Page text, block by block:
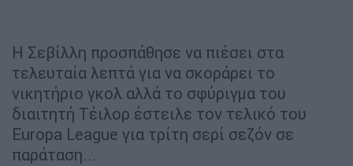
Η Σεβίλλη προσπάθησε να πιέσει στα
τελευταία λεπτά για να σκοράρει το
νικητήριο γκολ αλλά το σφύριγμα του
διαιτητή Τέιλορ έστειλε τον τελικό του
Europa League για τρίτη σερί σεζόν σε
παράταση...